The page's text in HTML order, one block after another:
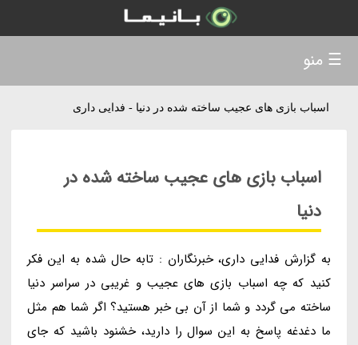
اسباب بازی های عجیب ساخته شده در دنیا - فدایی داری
اسباب بازی های عجیب ساخته شده در
دنیا
به گزارش فدایی داری، خبرنگاران : تابه حال شده به این فکر
کنید که چه اسباب بازی های عجیب و غریبی در سراسر دنیا
ساخته می گردد و شما از آن بی خبر هستید؟ اگر شما هم مثل
ما دغدغه پاسخ به این سوال را دارید، خشنود باشید که جای
☰ منو